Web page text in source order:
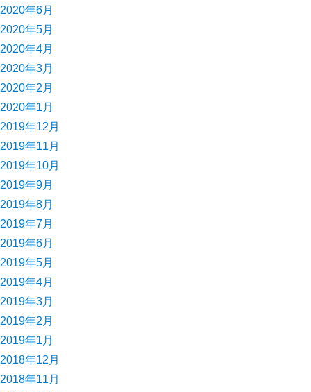
2020年6月
2020年5月
2020年4月
2020年3月
2020年2月
2020年1月
2019年12月
2019年11月
2019年10月
2019年9月
2019年8月
2019年7月
2019年6月
2019年5月
2019年4月
2019年3月
2019年2月
2019年1月
2018年12月
2018年11月